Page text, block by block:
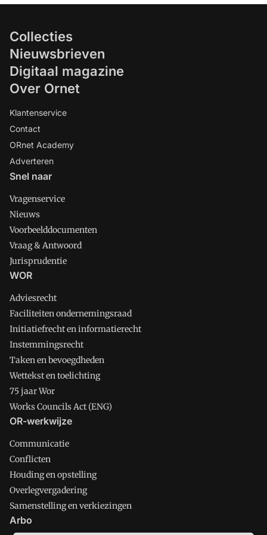
Collecties
Nieuwsbrieven
Digitaal magazine
Over Ornet
Klantenservice
Contact
ORnet Academy
Adverteren
Snel naar
Vragenservice
Nieuws
Voorbeelddocumenten
Vraag & Antwoord
Jurisprudentie
WOR
Adviesrecht
Faciliteiten ondernemingsraad
Initiatiefrecht en informatierecht
Instemmingsrecht
Taken en bevoegdheden
Wettekst en toelichting
75 jaar Wor
Works Councils Act (ENG)
OR-werkwijze
Communicatie
Conflicten
Houding en opstelling
Overlegvergadering
Samenstelling en verkiezingen
Arbo